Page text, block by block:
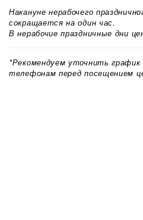
Накануне нерабочего
сокращается на один час.
В нерабочие праздничные дни
*Рекомендуем уточнить
телефонам перед посещением